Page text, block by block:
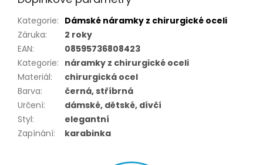
Kategorie: Dámské náramky z chirurgické oceli
Záruka:
2 roky
EAN:
08595736808423
Kategorie: náramky z chirurgické oceli
Materiál:
chirurgická ocel
Barva:
černá, stříbrná
Určení:
dámské, dětské, dívčí
Styl:
elegantní
Zapínání: karabinka